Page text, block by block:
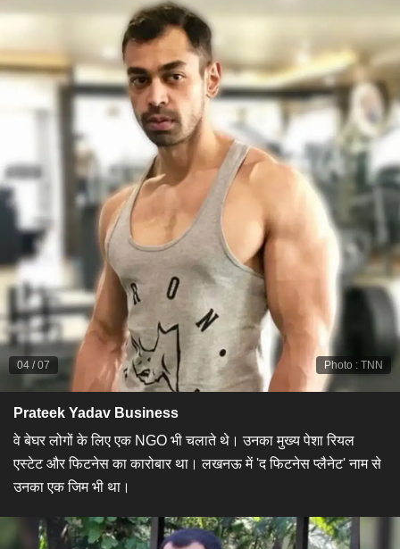
Photo : TNN
04 /07
Prateek Yadav Business
वे बेघर लोगों के लिए एक NGO भी चलाते थे। उनका मुख्य पेशा रियल
एस्टेट और फिटनेस का कारोबार था। लखनऊ में 'द फिटनेस प्लैनेट' नाम से
उनका एक जिम भी था।